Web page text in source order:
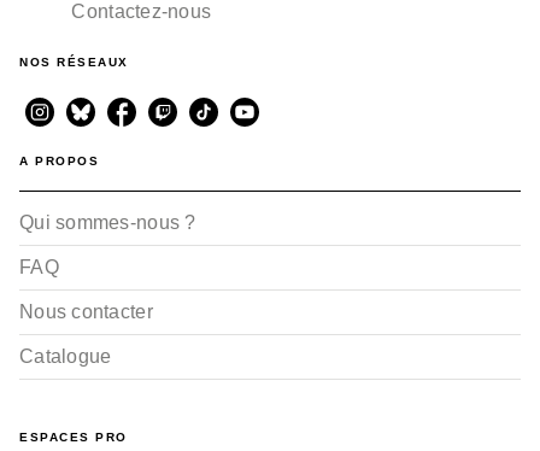
Contactez-nous
NOS RÉSEAUX
A PROPOS
Qui sommes-nous ?
FAQ
Nous contacter
Catalogue
ESPACES PRO